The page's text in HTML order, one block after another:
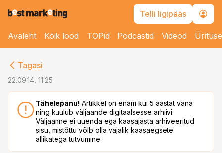
Telli ligipääs
Avaleht Kõik lood TOPid Podcastid Videod
Tagasi
22.09.14, 11:25
Tähelepanu! Artikkel on enam kui 5 aastat vana
ning kuulub väljaande digitaalsesse arhiivi.
Väljaanne ei uuenda ega kaasajasta arhiveeritud
sisu, mistõttu võib olla vajalik kaasaegsete
allikatega tutvumine